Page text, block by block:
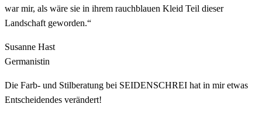
war mir, als wäre sie in ihrem rauchblauen Kleid Teil dieser
Landschaft geworden.“
Susanne Hast
Germanistin
Die Farb- und Stilberatung bei SEIDENSCHREI hat in mir etwas
Entscheidendes verändert!